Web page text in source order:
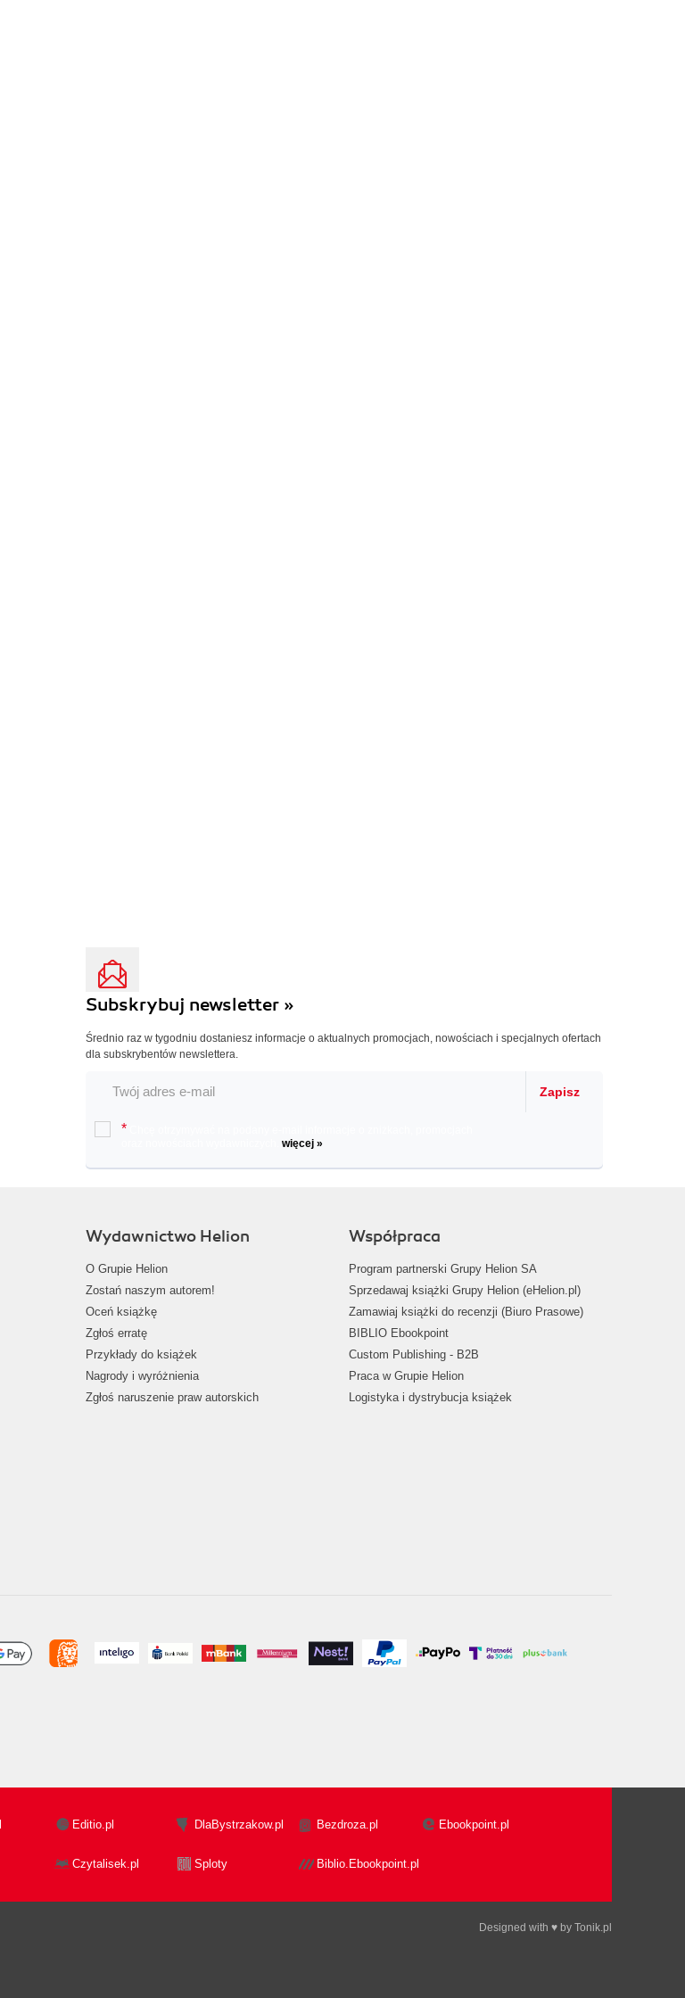
Subskrybuj newsletter »
Średnio raz w tygodniu dostaniesz informacje o aktualnych promocjach, nowościach i specjalnych ofertach
dla subskrybentów newslettera.
Zapisz
*
więcej »
Wydawnictwo Helion
O Grupie Helion
Zostań naszym autorem!
Oceń książkę
Zgłoś erratę
Przykłady do książek
Nagrody i wyróżnienia
Zgłoś naruszenie praw autorskich
Współpraca
Program partnerski Grupy Helion SA
Sprzedawaj książki Grupy Helion (eHelion.pl)
Zamawiaj książki do recenzji (Biuro Prasowe)
BIBLIO Ebookpoint
Custom Publishing - B2B
Praca w Grupie Helion
Logistyka i dystrybucja książek
Editio.pl DlaBystrzakow.pl Bezdroza.pl Ebookpoint.pl
Czytalisek.pl Sploty Biblio.Ebookpoint.pl
Designed with ♥ by Tonik.pl